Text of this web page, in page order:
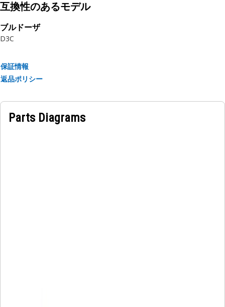
互換性のあるモデル
ブルドーザ
D3C
保証情報
返品ポリシー
Parts Diagrams